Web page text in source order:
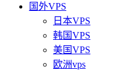
国外VPS
日本VPS
韩国VPS
美国VPS
欧洲vps